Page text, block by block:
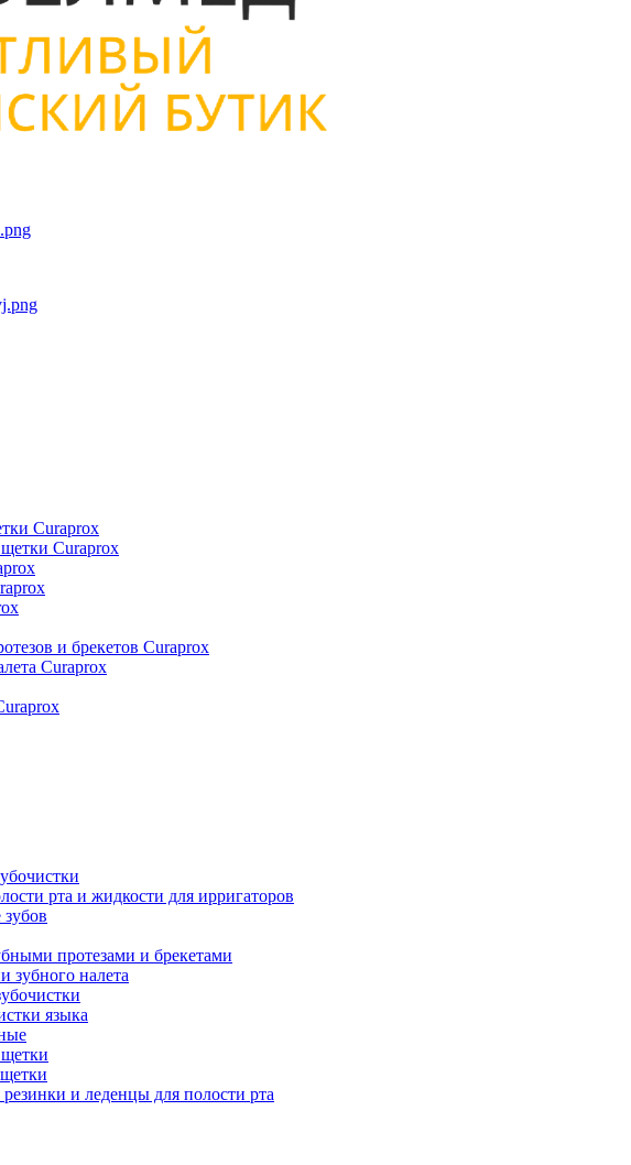
Curaprox
Curaprox
и брекетов Curaprox
Curaprox
рта и жидкости для ирригаторов
протезами и брекетами
зубного налета
языка
и леденцы для полости рта